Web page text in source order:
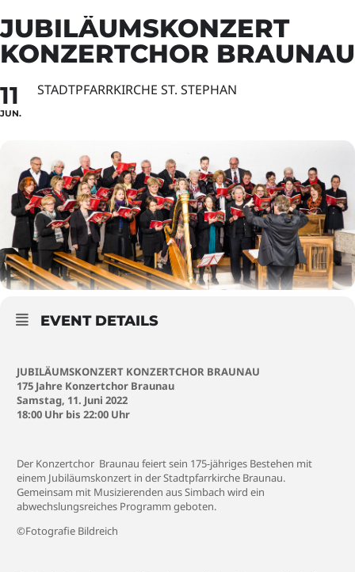
JUBILÄUMSKONZERT
KONZERTCHOR BRAUNAU
11
JUN.
STADTPFARRKIRCHE ST. STEPHAN
EVENT DETAILS
JUBILÄUMSKONZERT KONZERTCHOR BRAUNAU
175 Jahre Konzertchor Braunau
Samstag, 11. Juni 2022
18:00 Uhr bis 22:00 Uhr
Der Konzertchor Braunau feiert sein 175-jähriges Bestehen mit
einem Jubiläumskonzert in der Stadtpfarrkirche Braunau.
Gemeinsam mit Musizierenden aus Simbach wird ein
abwechslungsreiches Programm geboten.
©Fotografie Bildreich